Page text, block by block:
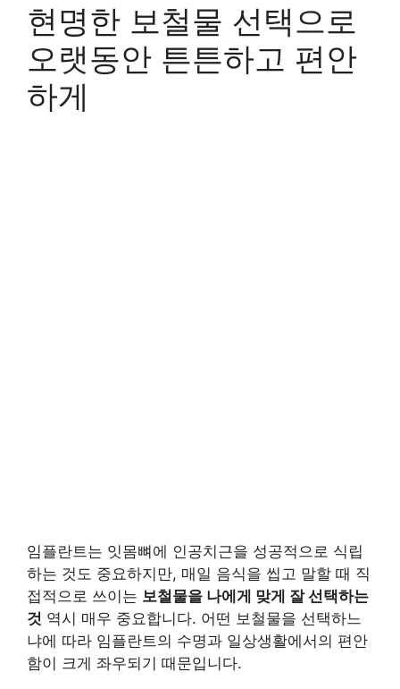
현명한 보철물 선택으로
오랫동안 튼튼하고 편안
하게
임플란트는 잇몸뼈에 인공치근을 성공적으로 식립
하는 것도 중요하지만, 매일 음식을 씹고 말할 때 직
접적으로 쓰이는 보철물을 나에게 맞게 잘 선택하는
것 역시 매우 중요합니다. 어떤 보철물을 선택하느
냐에 따라 임플란트의 수명과 일상생활에서의 편안
함이 크게 좌우되기 때문입니다.